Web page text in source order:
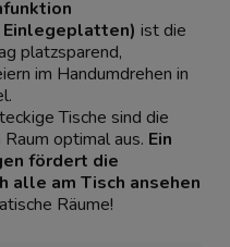
Einlegeplatten) ist die
platzsparend,
im Handumdrehen in
Tische sind die
optimal aus. Ein
fördert die
alle am Tisch ansehen
Räume!